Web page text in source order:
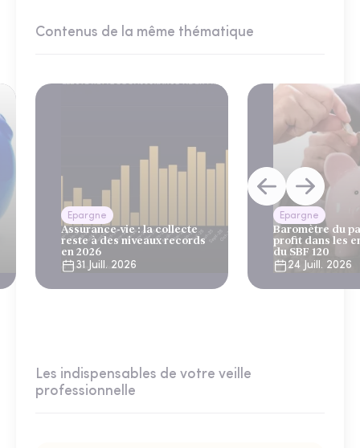
Contenus de la même thématique
Epargne
Assurance-vie : la collecte
reste à des niveaux records
en 2026
31 Juill. 2026
Epargne
Baromètre du
profit dans les
du SBF 120
24 Juill. 2026
Les indispensables de votre veille
professionnelle